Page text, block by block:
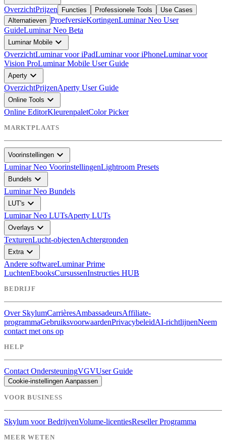
OverzichtPrijzen Functies Professionele Tools
Use Cases
Alternatieven ProefversieKortingenLuminar Neo User
GuideLuminar Neo Beta
Luminar Mobile expand_more
OverzichtLuminar voor iPadLuminar voor iPhoneLuminar voor
Vision ProLuminar Mobile User Guide
Aperty expand_more
OverzichtPrijzenAperty User Guide
Online Tools expand_more
Online EditorKleurenpaletColor Picker
MARKTPLAATS
Voorinstellingen expand_more
Luminar Neo VoorinstellingenLightroom Presets
Bundels expand_more
Luminar Neo Bundels
LUT's expand_more
Luminar Neo LUTsAperty LUTs
Overlays expand_more
TexturenLucht-objectenAchtergronden
Extraexpand_more
Andere softwareLuminar Prime
LuchtenEbooksCursussenInstructies HUB
BEDRIJF
Over SkylumCarrièresAmbassadeursAffiliate-
programmaGebruiksvoorwaardenPrivacybeleidAI-richtlijnenNeem
contact met ons op
HELP
Contact OndersteuningVGVUser Guide
Cookie-instellingen Aanpassen
VOOR BUSINESS
Skylum voor BedrijvenVolume-licentiesReseller Programma
MEER WETEN